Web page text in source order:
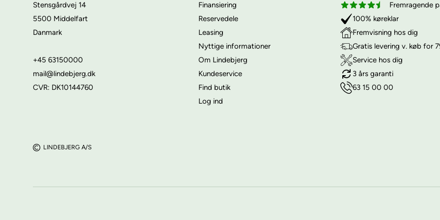
Stensgårdvej 14
5500 Middelfart
Danmark
+45 63150000
mail@lindebjerg.dk
CVR: DK10144760
Finansiering
Reservedele
Leasing
Nyttige informationer
Om Lindebjerg
Kundeservice
Find butik
Log ind
Fremragende
100% køreklar
Fremvisning hos dig
Gratis levering v. køb for
Service hos dig
3 års garanti
63 15 00 00
LINDEBJERG A/S